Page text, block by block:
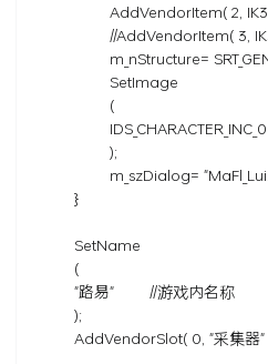
AddVendorItem( 2,
//AddVendorItem( 3,
m_nStructure=
SetImage
(
);
m_szDialog=
}
SetName
(
"路易" //游戏内名称
);
AddVendorSlot( 0, "采集器"